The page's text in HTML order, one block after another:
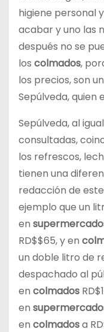
higiene personal
acabar y uno las
después no se
los colmados,
los precios, son
Sepúlveda, quien
Sepúlveda, al
consultadas,
los refrescos,
tienen una
redacción de
ejemplo que un
en
RD$$65, y en
un doble litro de
despachado al
en colmados
en
en colmadosa